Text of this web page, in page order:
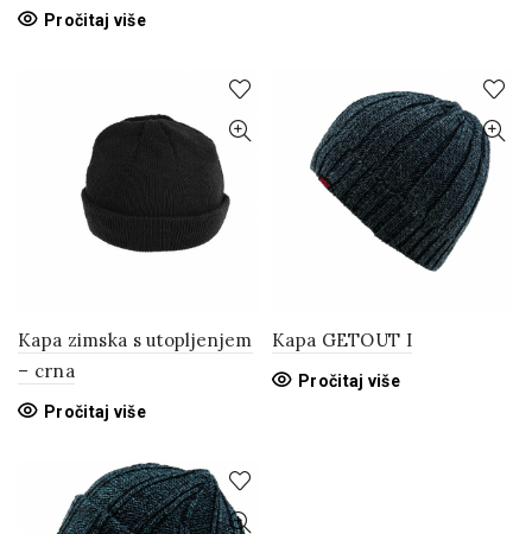
Pročitaj više
Kapa zimska s utopljenjem
– crna
Pročitaj više
Kapa GETOUT I
Pročitaj više